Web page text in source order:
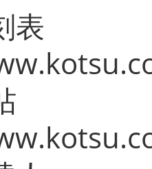
表